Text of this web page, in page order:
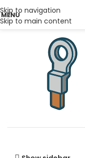
Skip to navigation
Skip to main content
MENU